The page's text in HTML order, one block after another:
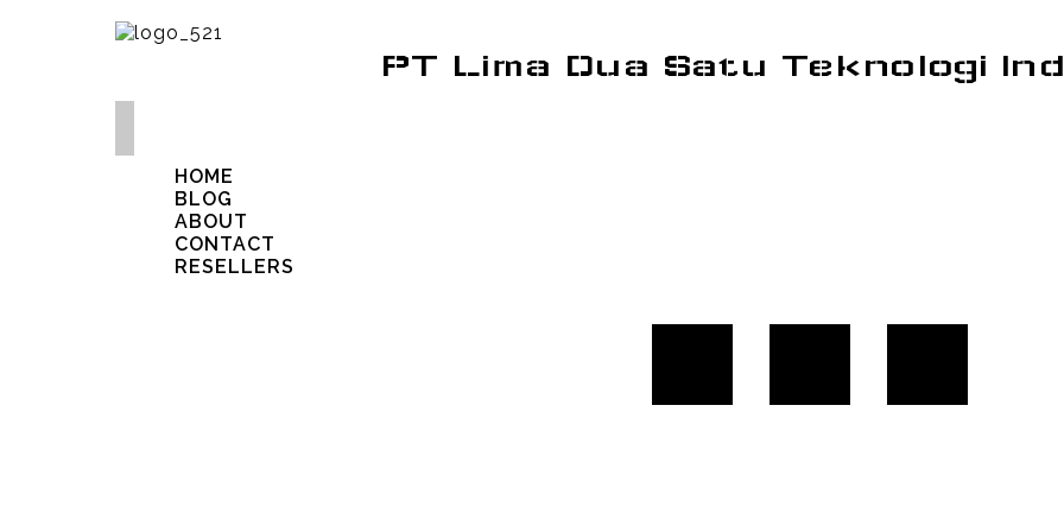
PT Lima Dua Satu Teknologi
HOME
BLOG
ABOUT
CONTACT
RESELLERS